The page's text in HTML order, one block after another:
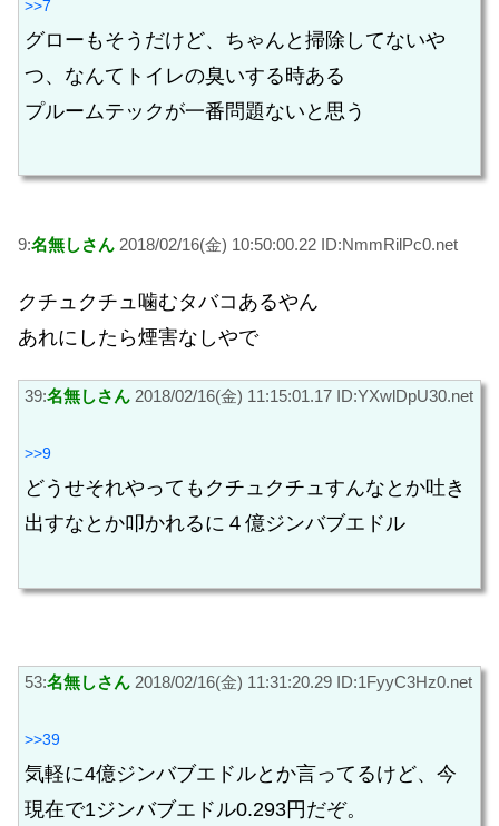
>>7
グローもそうだけど、ちゃんと掃除してないや
つ、なんてトイレの臭いする時ある
プルームテックが一番問題ないと思う
9:名無しさん 2018/02/16(金) 10:50:00.22 ID:NmmRilPc0.net
クチュクチュ噛むタバコあるやん
あれにしたら煙害なしやで
39:名無しさん 2018/02/16(金) 11:15:01.17 ID:YXwlDpU30.net
>>9
どうせそれやってもクチュクチュすんなとか吐き
出すなとか叩かれるに４億ジンバブエドル
53:名無しさん 2018/02/16(金) 11:31:20.29 ID:1FyyC3Hz0.net
>>39
気軽に4億ジンバブエドルとか言ってるけど、今
現在で1ジンバブエドル0.293円だぞ。